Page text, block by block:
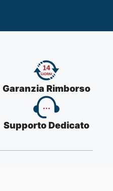
Garanzia Rimborso
Supporto Dedicato